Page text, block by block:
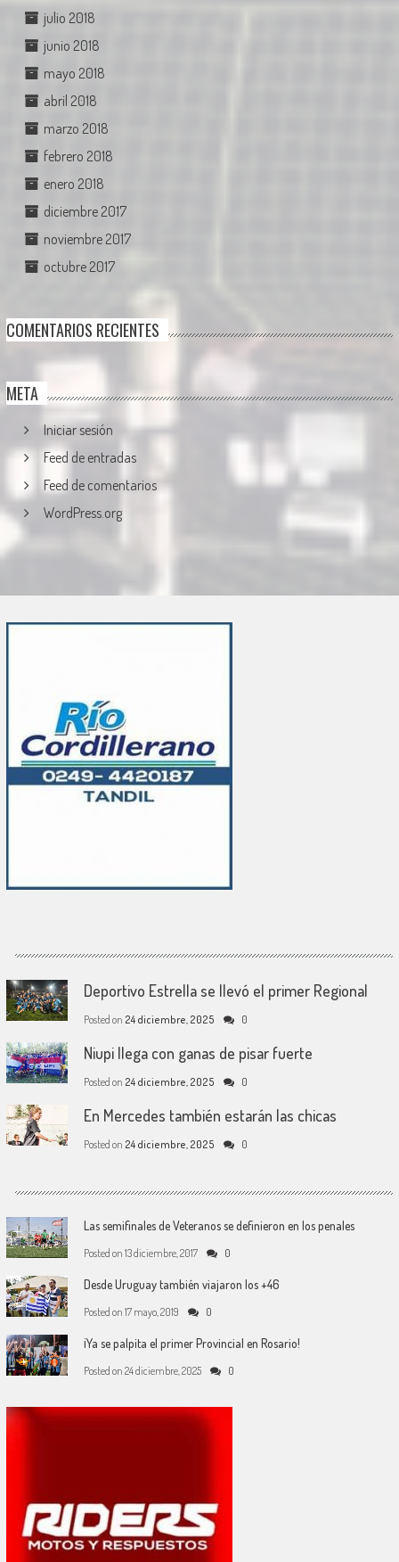
julio 2018
junio 2018
mayo 2018
abril 2018
marzo 2018
febrero 2018
enero 2018
diciembre 2017
noviembre 2017
octubre 2017
COMENTARIOS RECIENTES
META
Iniciar sesión
Feed de entradas
Feed de comentarios
WordPress.org
Deportivo Estrella se llevó el primer Regional
Posted on 24 diciembre, 2025 0
Niupi llega con ganas de pisar fuerte
Posted on 24 diciembre, 2025 0
En Mercedes también estarán las chicas
Posted on 24 diciembre, 2025 0
Las semifinales de Veteranos se definieron en los penales
Posted on 13 diciembre, 2017 0
Desde Uruguay también viajaron los +46
Posted on 17 mayo, 2019 0
¡Ya se palpita el primer Provincial en Rosario!
Posted on 24 diciembre, 2025 0